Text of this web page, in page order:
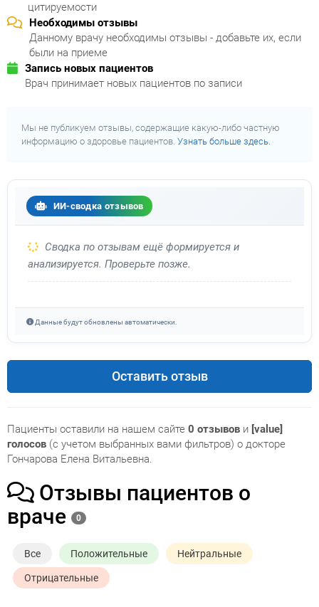
цитируемости
Необходимы отзывы
Данному врачу необходимы отзывы - добавьте их, если
были на приеме
Запись новых пациентов
Врач принимает новых пациентов по записи
Мы не публикуем отзывы, содержащие какую-либо частную
информацию о здоровье пациентов. Узнать больше здесь.
ИИ-сводка отзывов
Сводка по отзывам ещё формируется и
анализируется. Проверьте позже.
Данные будут обновлены автоматически.
Оставить отзыв
Пациенты оставили на нашем сайте 0 отзывов и [value]
голосов (с учетом выбранных вами фильтров) о докторе
Гончарова Елена Витальевна.
Отзывы пациентов о
враче
0
Все Положительные Нейтральные
Отрицательные